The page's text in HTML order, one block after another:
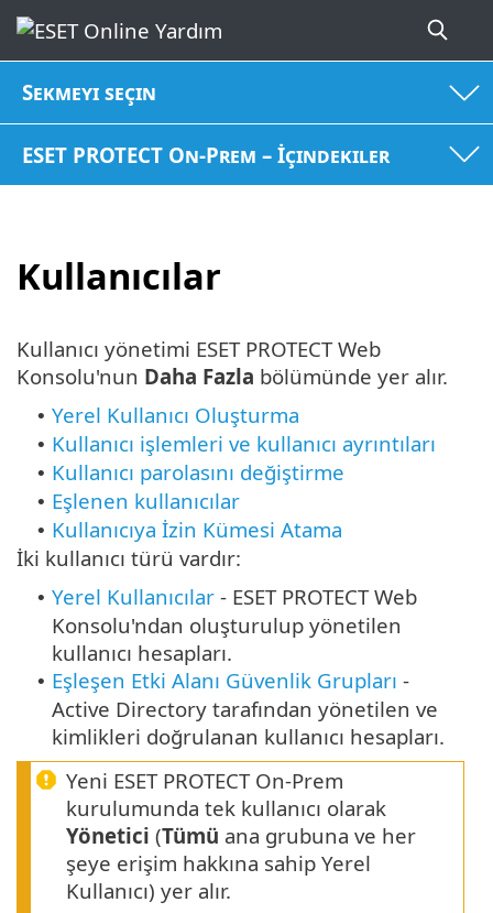
Sekmeyi seçin
ESET PROTECT On-Prem – İçindekiler
Kullanıcılar
Kullanıcı yönetimi ESET PROTECT Web
Konsolu'nun Daha Fazla bölümünde yer alır.
• Yerel Kullanıcı Oluşturma
• Kullanıcı işlemleri ve kullanıcı ayrıntıları
• Kullanıcı parolasını değiştirme
• Eşlenen kullanıcılar
• Kullanıcıya İzin Kümesi Atama
İki kullanıcı türü vardır:
• Yerel Kullanıcılar - ESET PROTECT Web
Konsolu'ndan oluşturulup yönetilen
kullanıcı hesapları.
• Eşleşen Etki Alanı Güvenlik Grupları -
Active Directory tarafından yönetilen ve
kimlikleri doğrulanan kullanıcı hesapları.
Yeni ESET PROTECT On-Prem
kurulumunda tek kullanıcı olarak
Yönetici (Tümü ana grubuna ve her
şeye erişim hakkına sahip Yerel
Kullanıcı) yer alır.